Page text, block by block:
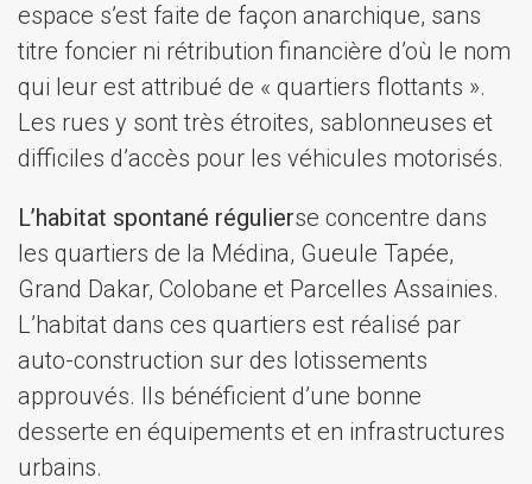
espace s’est faite de façon anarchique, sans
titre foncier ni rétribution financière d’où le nom
qui leur est attribué de « quartiers flottants ».
Les rues y sont très étroites, sablonneuses et
difficiles d’accès pour les véhicules motorisés.
L’habitat spontané régulierse concentre dans
les quartiers de la Médina, Gueule Tapée,
Grand Dakar, Colobane et Parcelles Assainies.
L’habitat dans ces quartiers est réalisé par
auto-construction sur des lotissements
approuvés. Ils bénéficient d’une bonne
desserte en équipements et en infrastructures
urbains.